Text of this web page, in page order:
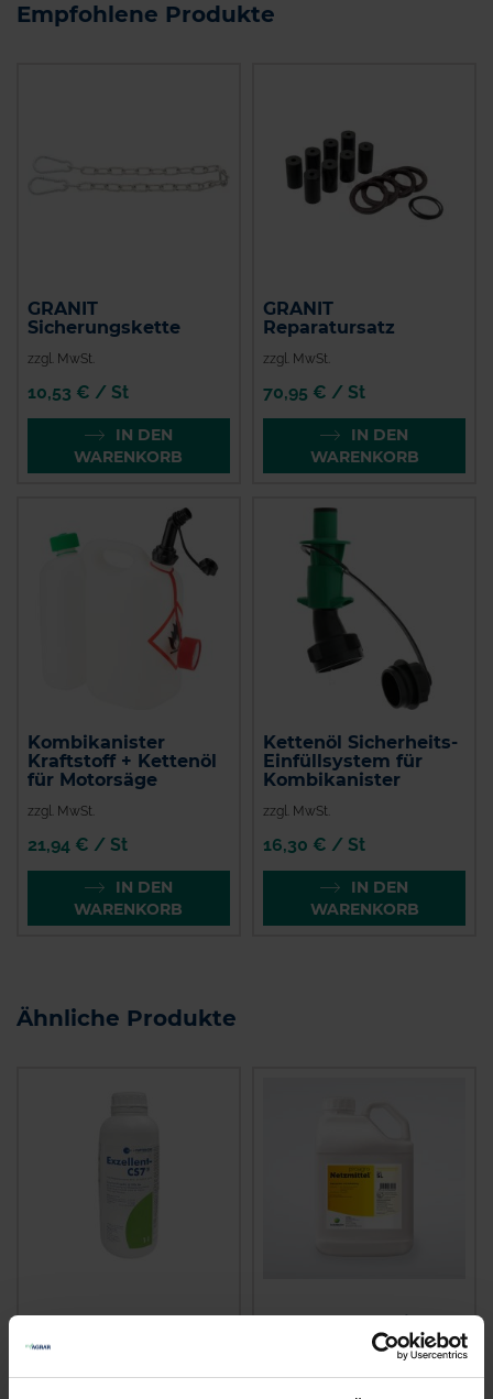
Empfohlene Produkte
GRANIT
Sicherungskette
zzgl. MwSt.
10,53 € / St
IN DEN
WARENKORB
GRANIT
Reparatursatz
zzgl. MwSt.
70,95 € / St
IN DEN
WARENKORB
Kombikanister
Kraftstoff + Kettenöl
für Motorsäge
zzgl. MwSt.
21,94 € / St
IN DEN
WARENKORB
Kettenöl Sicherheits-
Einfüllsystem für
Kombikanister
zzgl. MwSt.
16,30 € / St
IN DEN
WARENKORB
Ähnliche Produkte
Exzellent CS-7
zzgl. MwSt.
Proagro Netzmittel